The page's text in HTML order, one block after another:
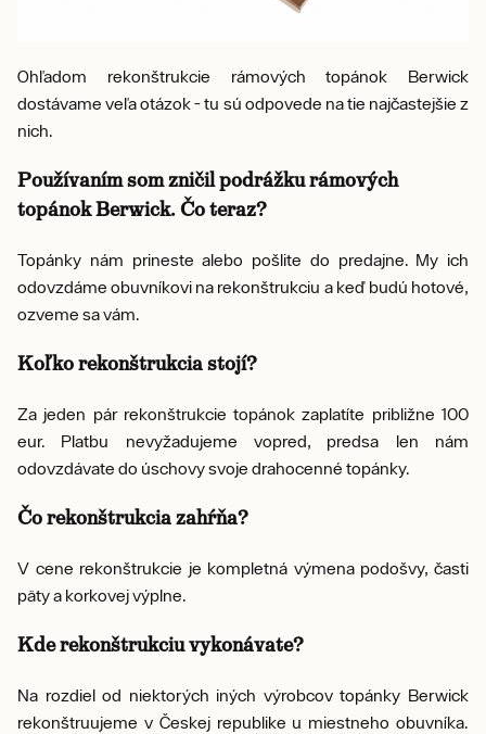
Ohľadom rekonštrukcie rámových topánok Berwick
dostávame veľa otázok - tu sú odpovede na tie najčastejšie z
nich.
Používaním som zničil podrážku rámových
topánok Berwick. Čo teraz?
Topánky nám prineste alebo pošlite do predajne. My ich
odovzdáme obuvníkovi na rekonštrukciu a keď budú hotové,
ozveme sa vám.
Koľko rekonštrukcia stojí?
Za jeden pár rekonštrukcie topánok zaplatíte približne 100
eur. Platbu nevyžadujeme vopred, predsa len nám
odovzdávate do úschovy svoje drahocenné topánky.
Čo rekonštrukcia zahŕňa?
V cene rekonštrukcie je kompletná výmena podošvy, časti
päty a korkovej výplne.
Kde rekonštrukciu vykonávate?
Na rozdiel od niektorých iných výrobcov topánky Berwick
rekonštruujeme v Českej republike u miestneho obuvníka.